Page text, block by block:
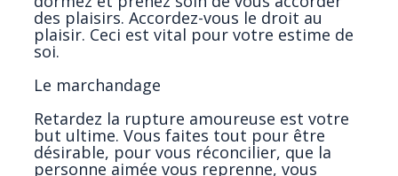
des plaisirs. Accordez-vous le droit au
plaisir. Ceci est vital pour votre estime de
soi.
Le marchandage
Retardez la rupture amoureuse est votre
but ultime. Vous faites tout pour être
désirable, pour vous réconcilier, que la
personne aimée vous reprenne, vous